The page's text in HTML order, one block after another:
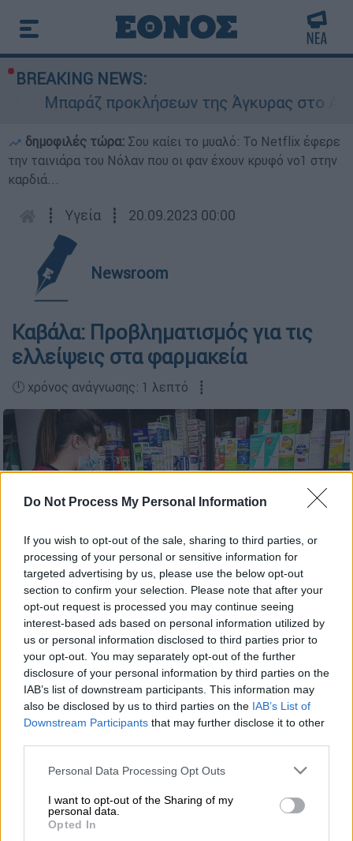
Do Not Process My Personal Information
If you wish to opt-out of the sale, sharing to third parties, or
processing of your personal or sensitive information for
targeted advertising by us, please use the below opt-out
section to confirm your selection. Please note that after your
opt-out request is processed you may continue seeing
interest-based ads based on personal information utilized by
us or personal information disclosed to third parties prior to
your opt-out. You may separately opt-out of the further
disclosure of your personal information by third parties on the
IAB’s list of downstream participants. This information may
also be disclosed by us to third parties on the IAB’s List of
Downstream Participants that may further disclose it to other
Please note that this website/app uses one or more Google
not limited to your visit or usage behaviour. You may click to
grant or deny consent to Google and its third-party tags to
use your data for below specified purposes in below Google
Personal Data Processing Opt Outs
I want to opt-out of the Sharing of my
personal data.
Opted In
BREAKING NEWS:
Μπαράζ προκλήσεων της Άγκυρας στο
δημοφιλές τώρα: Σου καίει το μυαλό: Το Netflix έφερε
την ταινιάρα του Νόλαν που οι φαν έχουν κρυφό νο1 στην
καρδιά...
┋ Υγεία ┋ 20.09.2023 00:00
Newsroom
Καβάλα: Προβληματισμός για τις
ελλείψεις στα φαρμακεία
🕛 χρόνος ανάγνωσης: 1 λεπτό ┋
φαρμακεία (Eurokinissi)
Προσθέστε το ΕΘΝΟΣ στη Google
Μεγάλες ελλείψεις παρουσιάζονται στα
σημείωσε ότι τα, αντιβιοτικά και
αντιφλεγμονώδη είναι το βασικό τους
πρόβλημα.